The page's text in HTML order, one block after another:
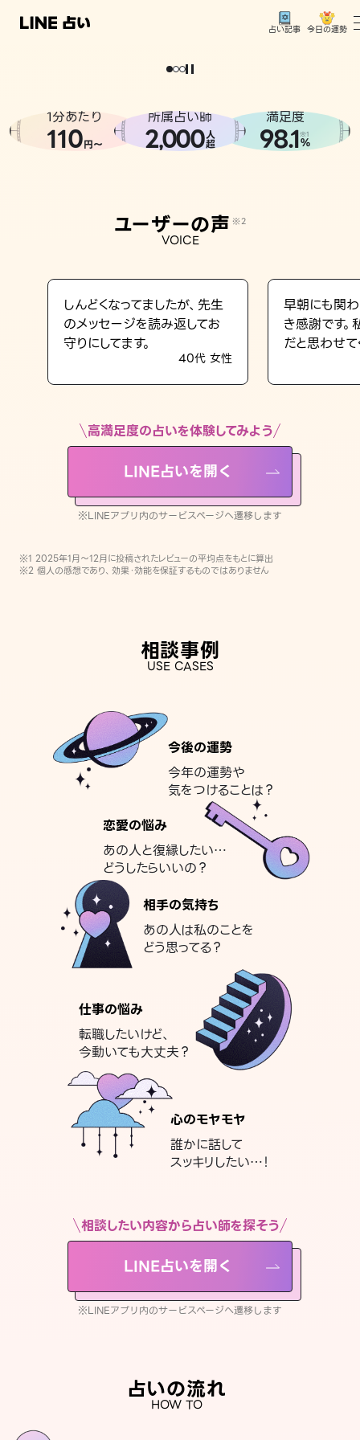
占い記事 今日の運勢
相談事例
LINE占いを開く
※LINEアプリ内のサービスページへ遷移します
どうせなら
。
1分あたり
110円〜
所属占い師
2,000人
超
満足度
98.1※1
%
ユーザーの声 ※2
VOICE
しんどくなってましたが、先生
のメッセージを読み返してお
守りにしてます。
40代 女性
早朝にも関
き感謝です
だと思わせて
高満足度の占いを体験してみよう
LINE占いを開く
※LINEアプリ内のサービスページへ遷移します
※1 2025年1月〜12月に投稿されたレビューの平均点をもとに算出
※2 個人の感想であり、効果・効能を保証するものではありません
相談事例
USE CASES
今後の運勢
今年の運勢や
気をつけることは？
恋愛の悩み
あの人と復縁したい…
どうしたらいいの？
相手の気持ち
あの人は私のことを
どう思ってる？
仕事の悩み
転職したいけど、
今動いても大丈夫？
心のモヤモヤ
誰かに話して
スッキリしたい…！
相談したい内容から占い師を探そう
LINE占いを開く
※LINEアプリ内のサービスページへ遷移します
占いの流れ
HOW TO